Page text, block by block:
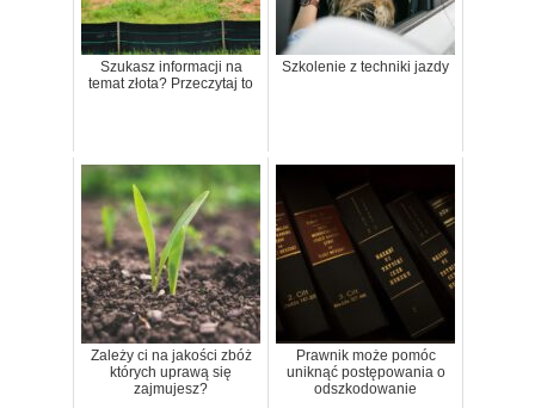
Szukasz informacji na
temat złota? Przeczytaj to
Szkolenie z techniki jazdy
Zależy ci na jakości zbóż
których uprawą się
zajmujesz?
Prawnik może pomóc
uniknąć postępowania o
odszkodowanie